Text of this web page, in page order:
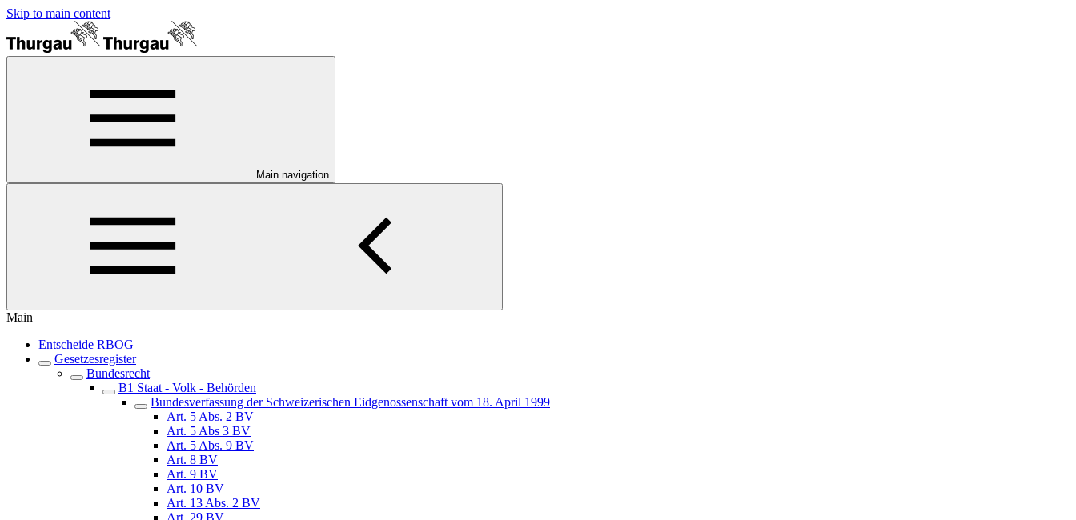
Skip to main content
Main navigation
Main
Entscheide RBOG
Gesetzesregister
Bundesrecht
B1 Staat - Volk - Behörden
Bundesverfassung der Schweizerischen Eidgenossenschaft vom 18. April 1999
Art. 5 Abs. 2 BV
Art. 5 Abs 3 BV
Art. 5 Abs. 9 BV
Art. 8 BV
Art. 9 BV
Art. 10 BV
Art. 13 Abs. 2 BV
Art. 29 BV